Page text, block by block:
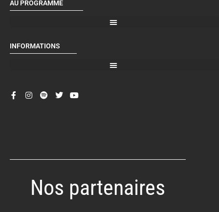
AU PROGRAMME
INFORMATIONS
Nos partenaires